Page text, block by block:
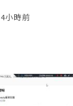
4小時前